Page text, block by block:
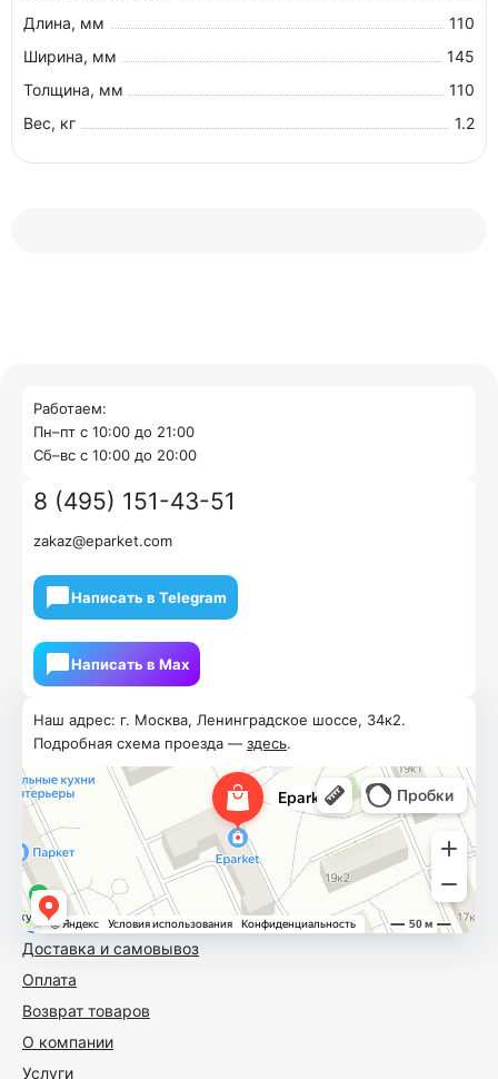
Длина, мм
110
Ширина, мм
145
Толщина, мм
110
Вес, кг
1.2
Доставка и самовывоз
Оплата
Возврат товаров
О компании
Услуги
Наш адрес: г. Москва, Ленинградское шоссе, 34к2.
Подробная схема проезда — здесь.
Работаем:
Пн–пт с 10:00 до 21:00
Cб–вс с 10:00 до 20:00
8 (495) 151-43-51
zakaz@eparket.com
Написать в Telegram
Написать в Мах